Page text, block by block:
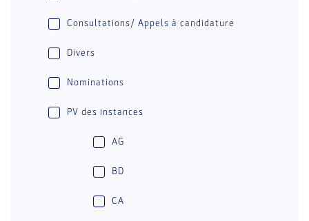
Consultations/ Appels à candidature
Divers
Nominations
PV des instances
AG
BD
CA